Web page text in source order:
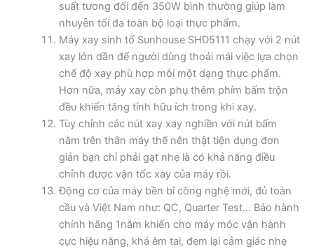
suất tương đối đến 350W bình thường giúp làm
nhuyễn tối đa toàn bộ loại thực phẩm.
Máy xay sinh tố Sunhouse SHD5111 chạy với 2 nút
xay lớn dần để người dùng thoải mái việc lựa chọn
chế độ xay phù hợp mỗi một dạng thực phẩm.
Hơn nữa, máy xay còn phụ thêm phím bấm trộn
đều khiến tăng tính hữu ích trong khi xay.
Tùy chỉnh các nút xay xay nghiền với nút bấm
nằm trên thân máy thế nên thật tiện dụng đơn
giản bạn chỉ phải gạt nhẹ là có khả năng điều
chỉnh được vận tốc xay của máy rồi.
Động cơ của máy bền bỉ công nghệ mới, đủ toàn
cầu và Việt Nam như: QC, Quarter Test… Bảo hành
chính hãng 1năm khiến cho máy móc vận hành
cực hiệu năng, khá êm tai, đem lại cảm giác nhẹ